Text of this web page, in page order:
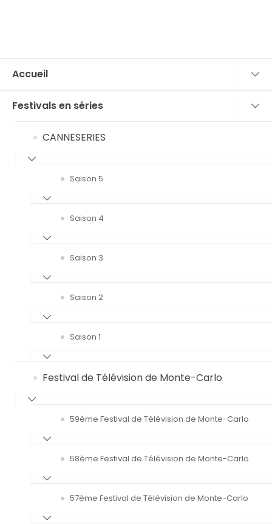
Accueil
Festivals en séries
CANNESERIES
Saison 5
Saison 4
Saison 3
Saison 2
Saison 1
Festival de Télévision de Monte-Carlo
59ème Festival de Télévision de Monte-Carlo
58ème Festival de Télévision de Monte-Carlo
57ème Festival de Télévision de Monte-Carlo